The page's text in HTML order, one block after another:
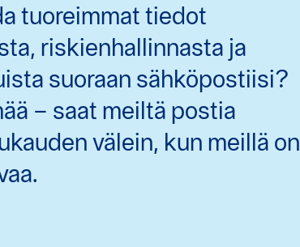
tuoreimmat tiedot
riskienhallinnasta ja
suoraan sähköpostiisi?
– saat meiltä postia
välein, kun meillä on